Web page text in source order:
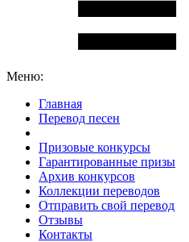
Меню:
Главная
Перевод песен
Призовые конкурсы
Гарантированные призы
Архив конкурсов
Коллекции переводов
Отправить свой перевод
Отзывы
Контакты